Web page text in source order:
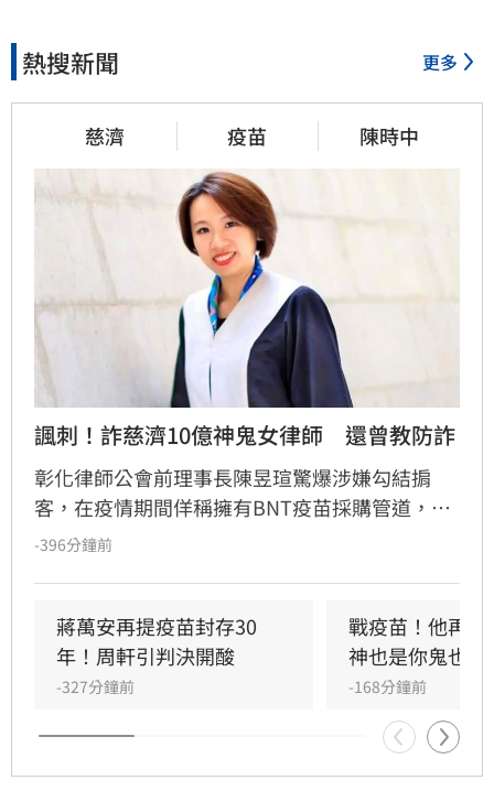
熱搜新聞 更多
慈濟 疫苗 陳時中
諷刺！詐慈濟10億神鬼女律師　還曾教防詐
彰化律師公會前理事長陳昱瑄驚爆涉嫌勾結掮
客，在疫情期間佯稱擁有BNT疫苗採購管道，詐
騙慈濟基金會高達3000萬美元（約新台幣10.6億
展，在台上大言不慚嘲諷詐騙受害者「愚痴、無
知」，對比其惡行顯得極度諷刺。陳昱瑄無視政
府當時多次警告，利用法律專業設局詐財，行徑
引發全台網友齊聲撻伐。目前台中地檢署已依法
提起公訴，案件正由法院嚴審中，這位「黑心律
師」的雙面人行徑也成為社會討論焦點。
-396分鐘前
蔣萬安再提疫苗封存30
年！周軒引判決開酸
-327分鐘前
戰疫苗！他再
神也是你鬼也是
-168分鐘前